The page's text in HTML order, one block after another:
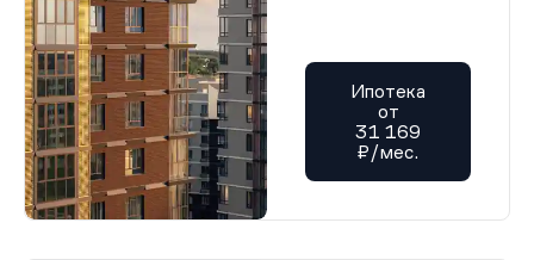
Ипотека
от
31 169
₽/мес.